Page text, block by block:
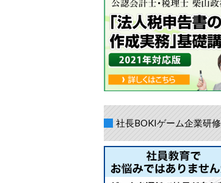
社長BOKIゲーム企業研修